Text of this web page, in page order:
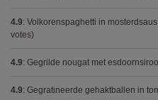
4.9: Volkorenspaghetti in
votes)
4.9: Gegrilde nougat met
4.9: Gegratineerde gehaktballen in